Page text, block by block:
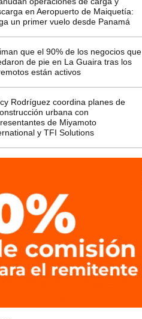
en Aeropuerto de Maiquetía:
un primer vuelo desde Panamá
que el 90% de los negocios que
de pie en La Guaira tras los
están activos
Rodríguez coordina planes de
urbana con
de Miyamoto
y TFI Solutions